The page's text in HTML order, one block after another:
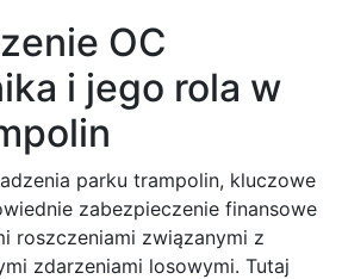
OC
i jego rola w
parku trampolin, kluczowe
zabezpieczenie finansowe
roszczeniami związanymi z
zdarzeniami losowymi. Tutaj